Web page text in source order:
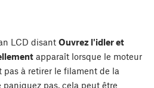
LCD disant Ouvrez l'idler et
apparaît lorsque le moteur
à retirer le filament de la
pas, cela peut être